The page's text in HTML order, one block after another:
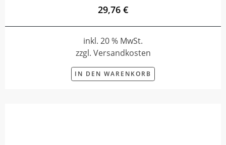
29,76 €
inkl. 20 % MwSt.
zzgl. Versandkosten
IN DEN WARENKORB